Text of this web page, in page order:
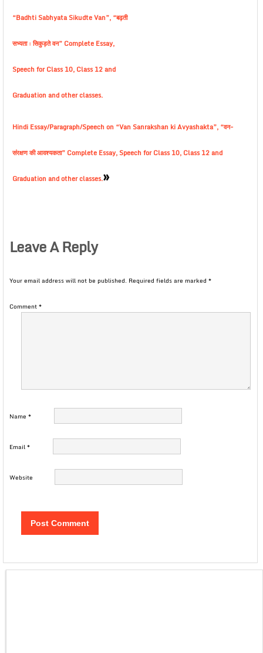
“Badhti Sabhyata Sikudte Van”, “बढ़ती
सभ्यता : सिकुड़ते वन” Complete Essay,
Speech for Class 10, Class 12 and
Graduation and other classes.
Hindi Essay/Paragraph/Speech on “Van Sanrakshan ki Avyashakta”, “वन-
संरक्षण की आवश्यकता” Complete Essay, Speech for Class 10, Class 12 and
Graduation and other classes.»
Leave A Reply
Your email address will not be published. Required fields are marked *
Comment*
Name *
Email*
Website